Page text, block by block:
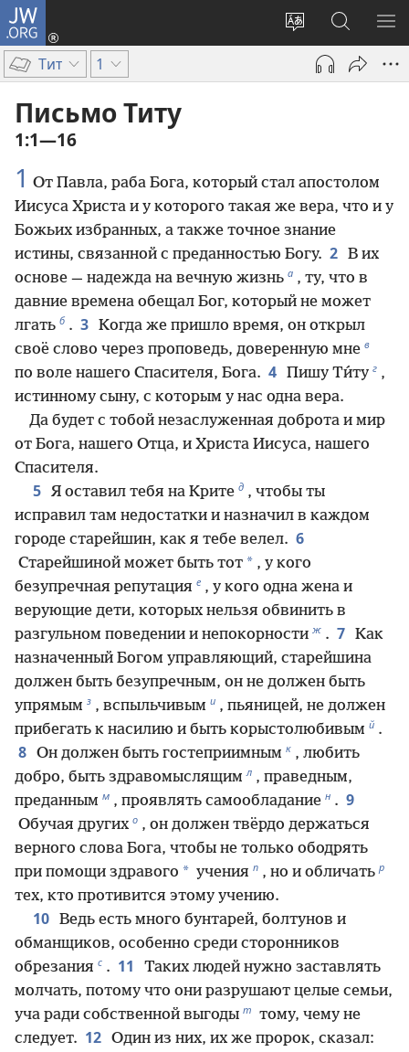
JW.ORG
Изменить
язык
сайта
Войти
(открывается
новом
Поиск
по
jw.org
Тит 1
Письмо Титу
1:1—16
1 От Павла, раба Бога, который стал апостолом
Иисуса Христа и у которого такая же вера, что и у
Божьих избранных, а также точное знание
истины, связанной с преданностью Богу. 2 В их
основе — надежда на вечную жизнь а , ту, что в
давние времена обещал Бог, который не может
лгать б . 3 Когда же пришло время, он открыл
своё слово через проповедь, доверенную мне в
по воле нашего Спасителя, Бога. 4 Пишу Ти́ту г ,
истинному сыну, с которым у нас одна вера.
Да будет с тобой незаслуженная доброта и мир
от Бога, нашего Отца, и Христа Иисуса, нашего
Спасителя.
5 Я оставил тебя на Крите д , чтобы ты
исправил там недостатки и назначил в каждом
городе старейшин, как я тебе велел. 6
Старейшиной может быть тот * , у кого
безупречная репутация е , у кого одна жена и
верующие дети, которых нельзя обвинить в
разгульном поведении и непокорности ж . 7 Как
назначенный Богом управляющий, старейшина
должен быть безупречным, он не должен быть
упрямым з , вспыльчивым и , пьяницей, не должен
прибегать к насилию и быть корыстолюбивым й .
8 Он должен быть гостеприимным к , любить
добро, быть здравомыслящим л , праведным,
преданным м , проявлять самообладание н . 9
Обучая других о , он должен твёрдо держаться
верного слова Бога, чтобы не только ободрять
при помощи здравого * учения п , но и обличать р
тех, кто противится этому учению.
10 Ведь есть много бунтарей, болтунов и
обманщиков, особенно среди сторонников
обрезания с . 11
Таких людей нужно заставлять
молчать, потому что они разрушают целые семьи,
уча ради собственной выгоды т тому, чему не
следует. 12 Один из них, их же пророк, сказал: